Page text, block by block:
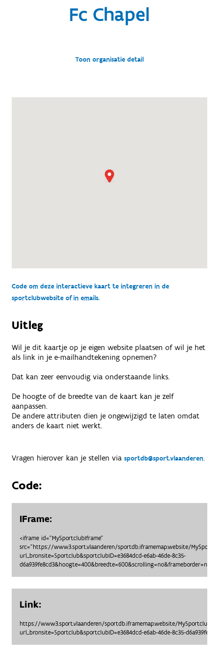
Fc Chapel
Toon organisatie detail
Code om deze interactieve kaart te integreren in de
sportclubwebsite of in emails.
Uitleg
Wil je dit kaartje op je eigen website plaatsen of wil je het
als link in je e-mailhandtekening opnemen?
Dat kan zeer eenvoudig via onderstaande links.
De hoogte of de breedte van de kaart kan je zelf
aanpassen.
De andere attributen dien je ongewijzigd te laten omdat
anders de kaart niet werkt.
Vragen hierover kan je stellen via sportdb@sport.vlaanderen.
Code:
IFrame:
<iframe id="MySportclubIframe"
src="https://www3.sport.vlaanderen/sportdb.iframemap.website/
url_bronsite=Sportclub&sportclubID=e3684dcd-e6ab-46de-8c35-
d6a939fe8cd3&hoogte=400&breedte=600&scrolling=no&frameborder=no">
Link:
https://www3.sport.vlaanderen/sportdb.iframemap.website/
url_bronsite=Sportclub&sportclubID=e3684dcd-e6ab-46de-8c35-